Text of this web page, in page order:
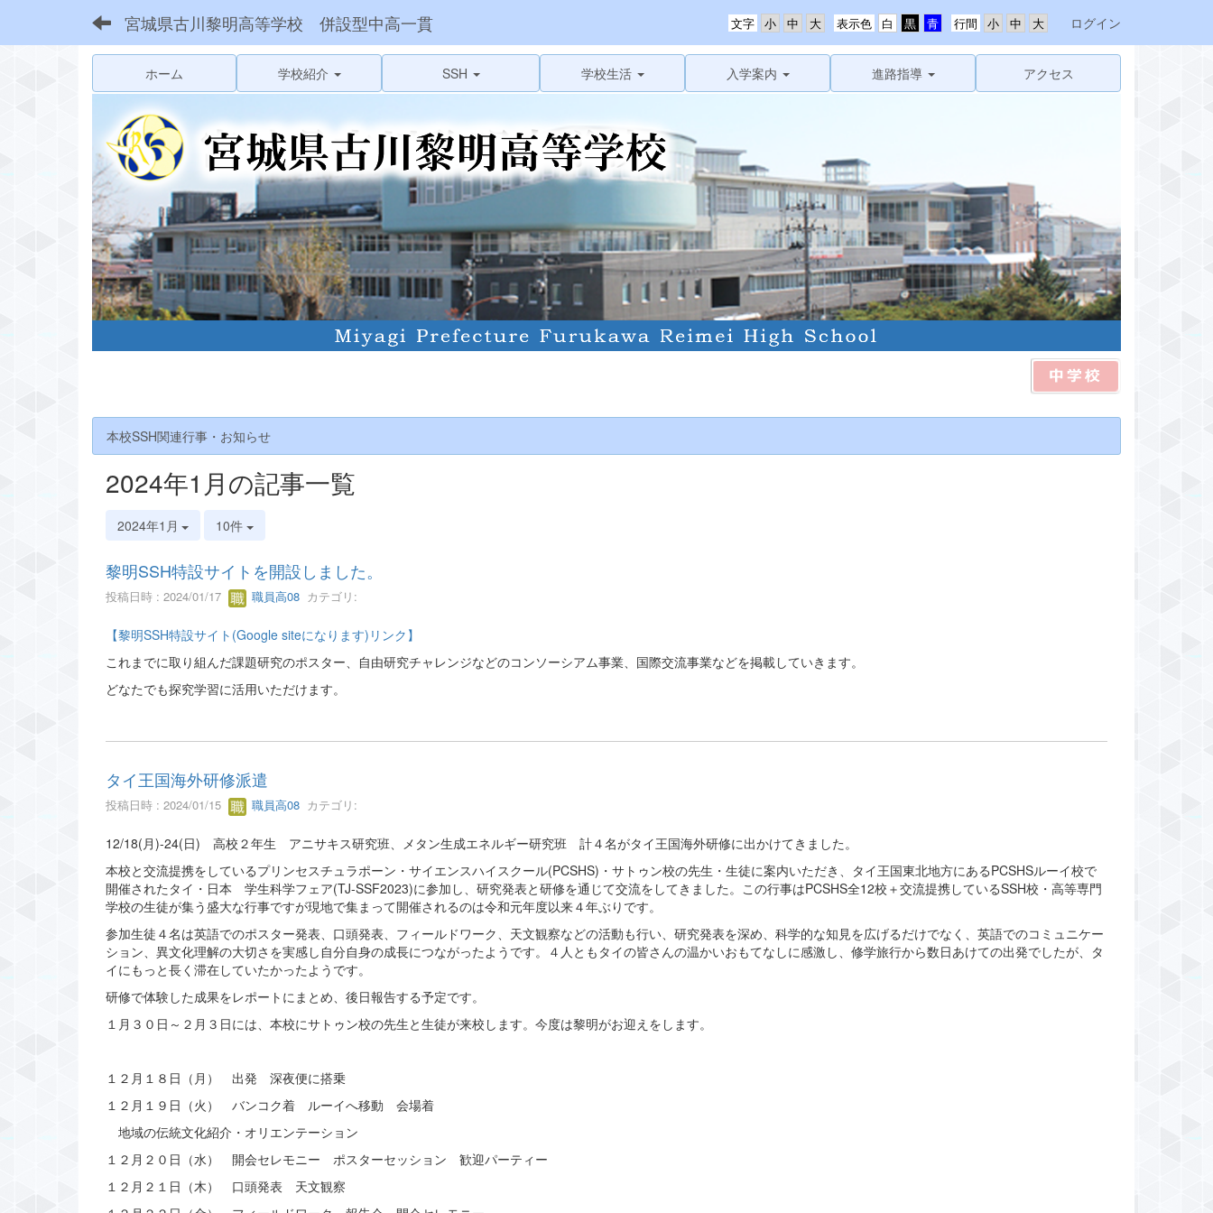
宮城県古川黎明高等学校 併設型中高一貫 行間
表示色
文字 ログイン
ホーム 学校紹介 SSH 学校生活 入学案内 進路指導 アクセス
本校SSH関連行事・お知らせ
2024年1月の記事一覧
2024年1月 10件
黎明SSH特設サイトを開設しました。
投稿日時 : 2024/01/17 職員高08 カテゴリ:
【黎明SSH特設サイト(Google siteになります)リンク】
これまでに取り組んだ課題研究のポスター、自由研究チャレンジなどのコンソーシアム事業、国際交流事業などを掲載していきます。
どなたでも探究学習に活用いただけます。
タイ王国海外研修派遣
投稿日時 : 2024/01/15 職員高08 カテゴリ:
12/18(月)-24(日) 高校２年生 アニサキス研究班、メタン生成エネルギー研究班 計４名がタイ王国海外研修に出かけてきました。
本校と交流提携をしているプリンセスチュラポーン・サイエンスハイスクール(PCSHS)・サトゥン校の先生・生徒に案内いただき、タイ王国東北地方にあるPCSHSルーイ校で
開催されたタイ・日本 学生科学フェア(TJ-SSF2023)に参加し、研究発表と研修を通じて交流をしてきました。この行事はPCSHS全12校＋交流提携しているSSH校・高等専門
学校の生徒が集う盛大な行事ですが現地で集まって開催されるのは令和元年度以来４年ぶりです。
参加生徒４名は英語でのポスター発表、口頭発表、フィールドワーク、天文観察などの活動も行い、研究発表を深め、科学的な知見を広げるだけでなく、英語でのコミュニケー
ション、異文化理解の大切さを実感し自分自身の成長につながったようです。４人ともタイの皆さんの温かいおもてなしに感激し、修学旅行から数日あけての出発でしたが、タ
イにもっと長く滞在していたかったようです。
研修で体験した成果をレポートにまとめ、後日報告する予定です。
１月３０日～２月３日には、本校にサトゥン校の先生と生徒が来校します。今度は黎明がお迎えをします。
１２月１８日（月） 出発 深夜便に搭乗
１２月１９日（火） バンコク着 ルーイへ移動 会場着
地域の伝統文化紹介・オリエンテーション
１２月２０日（水） 開会セレモニー ポスターセッション 歓迎パーティー
１２月２１日（木） 口頭発表 天文観察